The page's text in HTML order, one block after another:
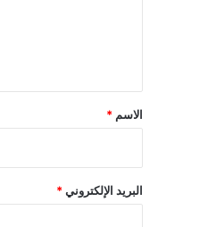
*
الاسم*
البريد الإلكتروني*